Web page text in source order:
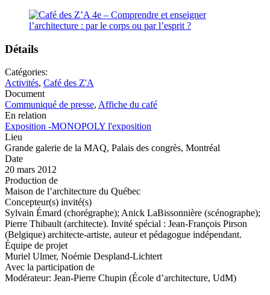
Détails
Catégories:
Activités, Café des Z'A
Document
Communiqué de presse, Affiche du café
En relation
Exposition -MONOPOLY l'exposition
Lieu
Grande galerie de la MAQ, Palais des congrès, Montréal
Date
20 mars 2012
Production de
Maison de l’architecture du Québec
Concepteur(s) invité(s)
Sylvain Émard (chorégraphe); Anick LaBissonnière (scénographe);
Pierre Thibault (architecte). Invité spécial : Jean-François Pirson
(Belgique) architecte-artiste, auteur et pédagogue indépendant.
Équipe de projet
Muriel Ulmer, Noémie Despland-Lichtert
Avec la participation de
Modérateur: Jean-Pierre Chupin (École d’architecture, UdM)